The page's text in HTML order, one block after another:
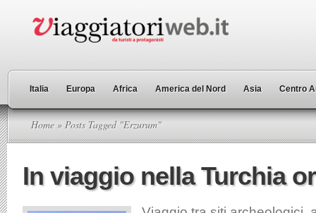
Italia Europa Africa America del Nord Asia Centro
Home » Posts Tagged "Erzurum"
In viaggio nella Turchia